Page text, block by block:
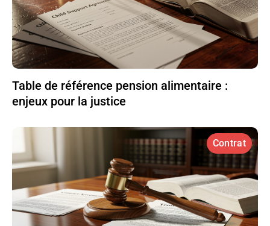
Table de référence pension alimentaire :
enjeux pour la justice
Contrat